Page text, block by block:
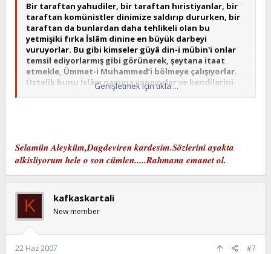
Bir taraftan yahudiler, bir taraftan hıristiyanlar, bir
taraftan komünistler dinimize saldırıp dururken, bir
taraftan da bunlardan daha tehlikeli olan bu
yetmişiki fırka İslâm dinine en büyük darbeyi
vuruyorlar. Bu gibi kimseler güyâ din-i mübin'i onlar
temsil ediyorlarmış gibi görünerek, şeytana itaat
etmekle, Ümmet-i Muhammed’i bölmeye çalışıyorlar.
Üstelik bunu İslâm namına yapıyorlar ve kendilerini
müslümanların ön safında zannediyorlar. Menfaat,
Kimisi çıkar “Memleketimiz Dâr-ül harptir, Cuma ve Bayram
namazları kılınmaz, faiz alınabilir.” der.
kapatır.
Öteki “Bugün Hacc emiri olmadığı için yapılan Hacc sahih
değildir.” der.
Bir başkası kumar oynar, kumarın câiz olduğunu
Genişletmek için tıkla ...
Selamün Aleyküm,Dagdeviren kardesim.Sözlerini ayakta
alkisliyorum hele o son cümlen.....Rahmana emanet ol.
K kafkaskartali
New member
22 Haz 2007 #7